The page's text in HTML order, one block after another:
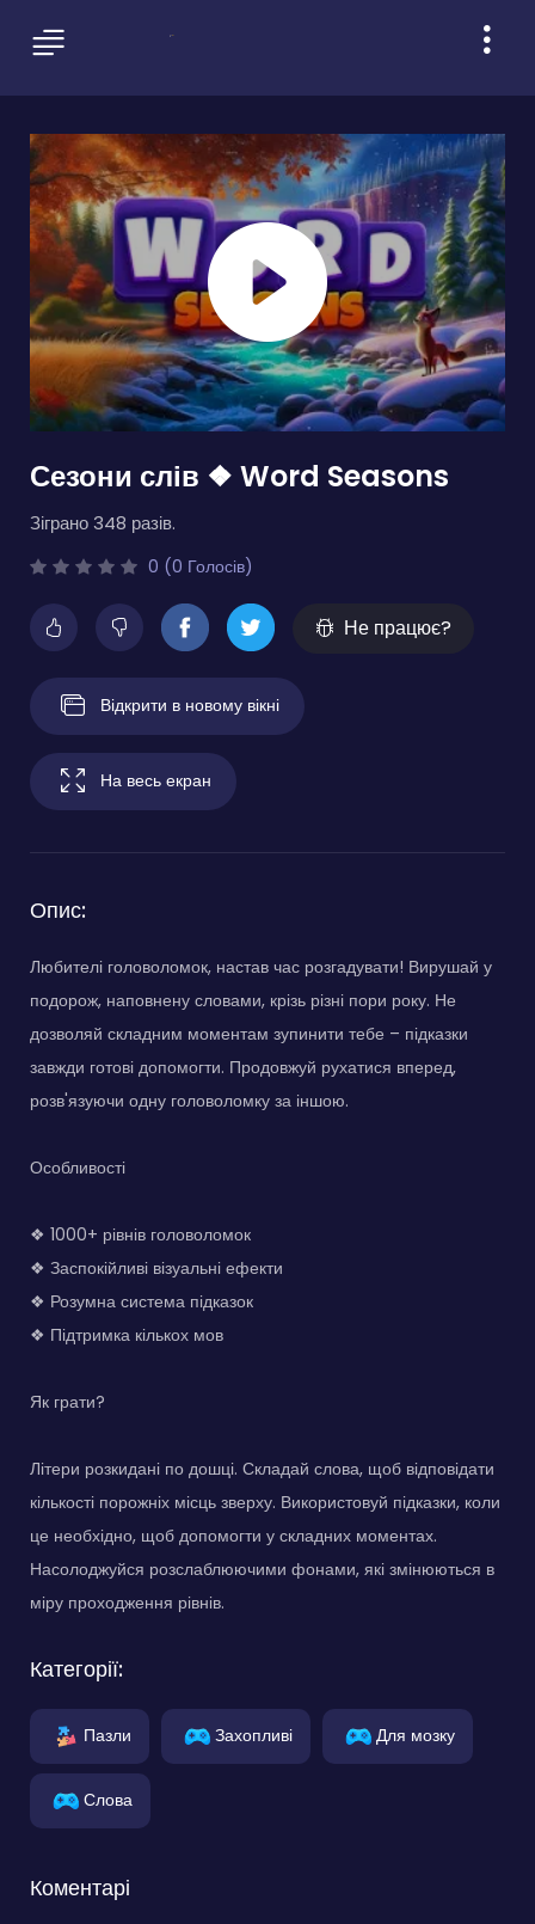
Сезони слів ❖ Word Seasons
Зіграно 348 разів.
0 (0 Голосів)
Не працює?
Відкрити в новому вікні
На весь екран
Опис:
Любителі головоломок, настав час розгадувати! Вирушай у
подорож, наповнену словами, крізь різні пори року. Не
дозволяй складним моментам зупинити тебе – підказки
завжди готові допомогти. Продовжуй рухатися вперед,
розв'язуючи одну головоломку за іншою.
Особливості
❖ 1000+ рівнів головоломок
❖ Заспокійливі візуальні ефекти
❖ Розумна система підказок
❖ Підтримка кількох мов
Як грати?
Літери розкидані по дошці. Складай слова, щоб відповідати
кількості порожніх місць зверху. Використовуй підказки, коли
це необхідно, щоб допомогти у складних моментах.
Насолоджуйся розслаблюючими фонами, які змінюються в
міру проходження рівнів.
Категорії:
Пазли Захопливі Для мозку
Слова
Коментарі